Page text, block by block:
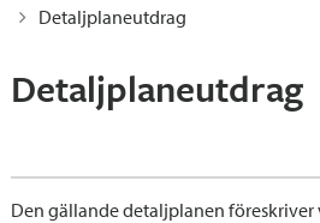
Detaljplaneutdrag
Detaljplaneutdrag
Den gällande detaljplanen föreskriver